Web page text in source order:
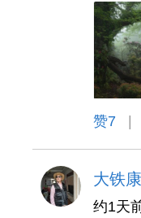
赞7
大铁
约1天